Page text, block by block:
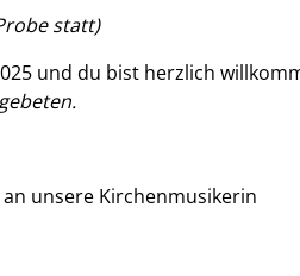
statt)
und du bist herzlich
unsere Kirchenmusikerin